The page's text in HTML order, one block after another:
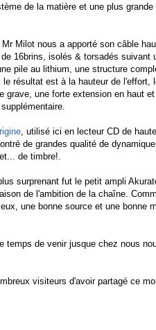
de la matière et une plus
Milot nous a apporté son câble
16brins, isolés & torsadés suivant
pile au lithium, une structure
résultat est à la hauteur de
grave, une forte extension en haut
, utilisé ici en lecteur CD de
de grandes qualité de
de timbre!.
surprenant fut le petit ampli
de l'ambition de la chaîne.
une bonne source et une bonne
temps de venir jusque chez nous
visiteurs d'avoir partagé ce